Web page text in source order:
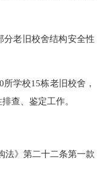
老旧校舍结构安全性
学校15栋老旧校舍，
查、鉴定工作。
》第二十二条第一款